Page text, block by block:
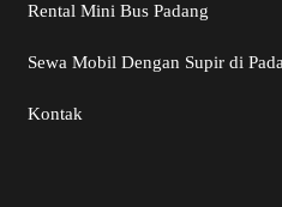
Rental Mini Bus Padang
Sewa Mobil Dengan Supir di
Kontak